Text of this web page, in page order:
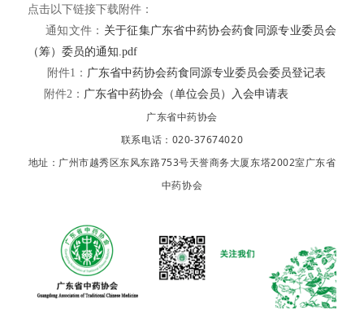
点击以下链接下载附件：
通知文件： 关于征集广东省中药协会药食同源专业委员会
（筹）委员的通知.pdf
附件1： 广东省中药协会药食同源专业委员会委员登记表
附件2： 广东省中药协会（单位会员）入会申请表
广东省中药协会
联系电话：020-37674020
地址：广州市越秀区东风东路753号天誉商务大厦东塔2002室广东省
中药协会